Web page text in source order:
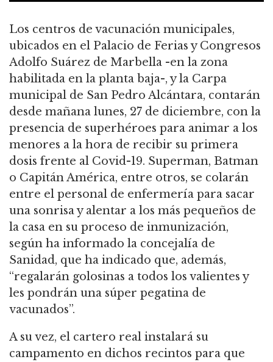
Los centros de vacunación municipales,
ubicados en el Palacio de Ferias y Congresos
Adolfo Suárez de Marbella -en la zona
habilitada en la planta baja-, y la Carpa
municipal de San Pedro Alcántara, contarán
desde mañana lunes, 27 de diciembre, con la
presencia de superhéroes para animar a los
menores a la hora de recibir su primera
dosis frente al Covid-19. Superman, Batman
o Capitán América, entre otros, se colarán
entre el personal de enfermería para sacar
una sonrisa y alentar a los más pequeños de
la casa en su proceso de inmunización,
según ha informado la concejalía de
Sanidad, que ha indicado que, además,
“regalarán golosinas a todos los valientes y
les pondrán una súper pegatina de
vacunados”.
A su vez, el cartero real instalará su
campamento en dichos recintos para que